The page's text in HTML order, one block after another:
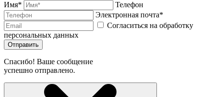
Имя*
Телефон
Электронная почта*
Согласиться на обработку
персональных данных
Отправить
Спасибо! Ваше сообщение
успешно отправлено.